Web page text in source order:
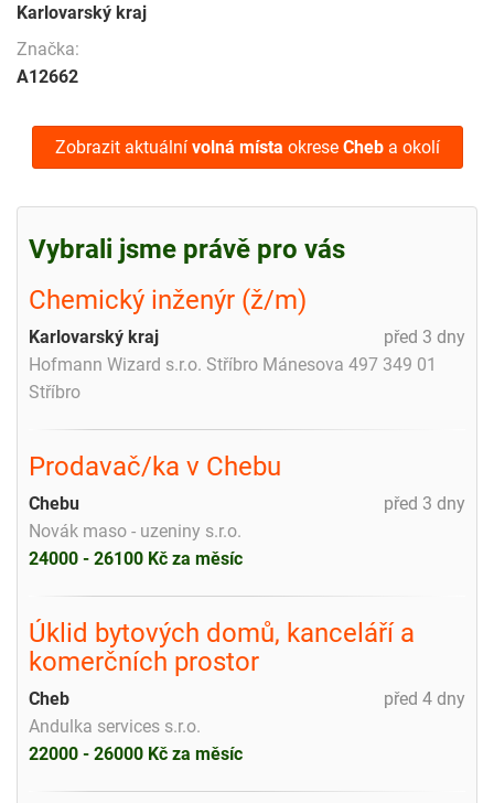
Karlovarský kraj
Značka:
A12662
Zobrazit aktuální volná místa okrese Cheba okolí
Vybrali jsme právě pro vás
Chemický inženýr (ž/m)
před 3 dny
Karlovarský kraj
Hofmann Wizard s.r.o. Stříbro Mánesova 497 349 01
Stříbro
Prodavač/ka v Chebu
před 3 dny
Chebu
Novák maso - uzeniny s.r.o.
24000 - 26100 Kč za měsíc
Úklid bytových domů, kanceláří a
komerčních prostor
před 4 dny
Cheb
Andulka services s.r.o.
22000 - 26000 Kč za měsíc